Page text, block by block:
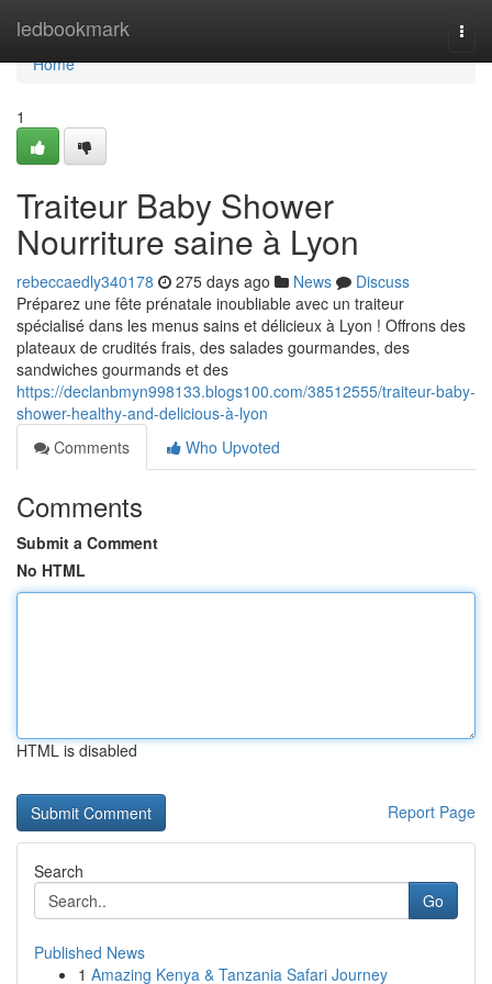
ledbookmark
Home
Home
1
Traiteur Baby Shower
Nourriture saine à Lyon
rebeccaedly340178 275 days ago News
Discuss
Préparez une fête prénatale inoubliable avec un traiteur
spécialisé dans les menus sains et délicieux à Lyon ! Offrons des
plateaux de crudités frais, des salades gourmandes, des
sandwiches gourmands et des
https://declanbmyn998133.blogs100.com/38512555/traiteur-baby-
shower-healthy-and-delicious-à-lyon
Comments
Who Upvoted
Comments
Submit a Comment
No HTML
HTML is disabled
Report Page
Search
Go
Published News
1 Amazing Kenya & Tanzania Safari Journey